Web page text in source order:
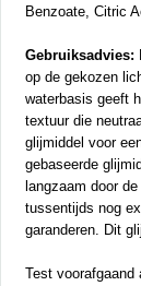
Benzoate, Citric
Gebruiksadvies:
op de gekozen
waterbasis geeft
textuur die
glijmiddel voor
gebaseerde
langzaam door
tussentijds nog
garanderen. Dit
Test voorafgaand